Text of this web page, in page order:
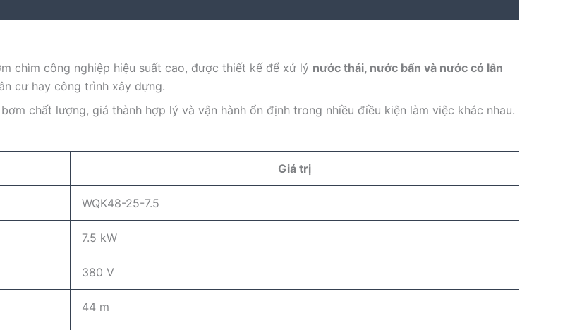
chìm công nghiệp hiệu suất cao, được thiết kế để xử lý nước thải, nước bẩn và nước có lẫn
cư hay công trình xây dựng.
chất lượng, giá thành hợp lý và vận hành ổn định trong nhiều điều kiện làm việc khác nhau.
Giá trị
WQK48-25-7.5
7.5 kW
380 V
44 m